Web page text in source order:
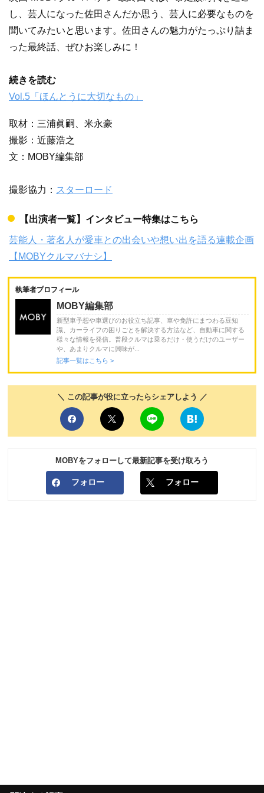
し、芸人になった佐田さんだか思う、芸人に必要なものを
聞いてみたいと思います。佐田さんの魅力がたっぷり詰ま
った最終話、ぜひお楽しみに！
続きを読む
Vol.5「ほんとうに大切なもの」
取材：三浦眞嗣、米永豪
撮影：近藤浩之
文：MOBY編集部
撮影協力： スターロード
【出演者一覧】インタビュー特集はこちら
芸能人・著名人が愛車との出会いや想い出を語る連載企画
【MOBYクルマバナシ】
執筆者プロフィール
MOBY編集部
新型車予想や車選びのお役立ち記事、車や免許にまつわる豆知
識、カーライフの困りごとを解決する方法など、自動車に関する
様々な情報を発信。普段クルマは乗るだけ・使うだけのユーザー
や、あまりクルマに興味が...
記事一覧はこちら >
＼ この記事が役に立ったらシェアしよう ／
MOBYをフォローして最新記事を受け取ろう
フォロー フォロー